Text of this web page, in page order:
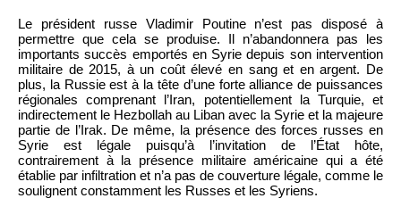
Le président russe Vladimir Poutine n’est pas disposé à
permettre que cela se produise. Il n’abandonnera pas les
importants succès emportés en Syrie depuis son intervention
militaire de 2015, à un coût élevé en sang et en argent. De
plus, la Russie est à la tête d’une forte alliance de puissances
régionales comprenant l’Iran, potentiellement la Turquie, et
indirectement le Hezbollah au Liban avec la Syrie et la majeure
partie de l’Irak. De même, la présence des forces russes en
Syrie est légale puisqu’à l’invitation de l’État hôte,
contrairement à la présence militaire américaine qui a été
établie par infiltration et n’a pas de couverture légale, comme le
soulignent constamment les Russes et les Syriens.